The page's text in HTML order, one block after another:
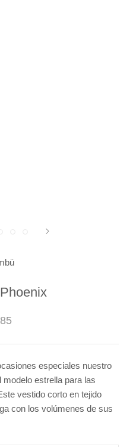
especiales nuestro
estrella para las
vestido corto en tejido
con los volúmenes de sus